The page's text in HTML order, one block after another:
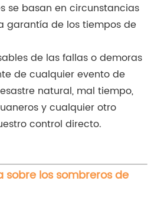
se basan en circunstancias
garantía de los tiempos de
de las fallas o demoras
de cualquier evento de
natural, mal tiempo,
y cualquier otro
control directo.
sobre los sombreros de